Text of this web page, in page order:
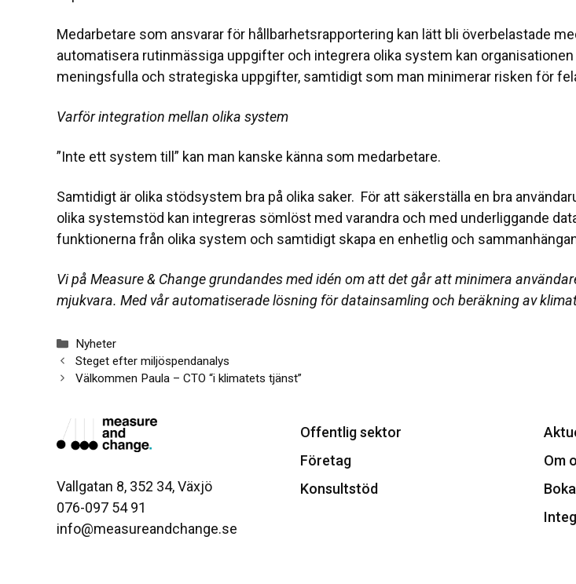
Medarbetare som ansvarar för hållbarhetsrapportering kan lätt bli överbelastade
automatisera rutinmässiga uppgifter och integrera olika system kan
meningsfulla och strategiska uppgifter, samtidigt som man minimerar risken för
Varför integration mellan olika system
”Inte ett system till” kan man kanske känna som medarbetare.
Samtidigt är olika stödsystem bra på olika saker. För att säkerställa en bra
olika systemstöd kan integreras sömlöst med varandra och med underliggande
funktionerna från olika system och samtidigt skapa en enhetlig och
Vi på Measure & Change grundandes med idén om att det går att minimera
mjukvara. Med vår automatiserade lösning för datainsamling och beräkning av
Categories
Nyheter
Steget efter miljöspendanalys
Välkommen Paula – CTO “i klimatets tjänst”
Vallgatan 8, 352 34, Växjö
076-097 54 91
info@measureandchange.se
Offentlig sektor
Företag
Konsultstöd
Om